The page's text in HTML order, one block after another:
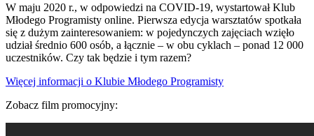
W maju 2020 r., w odpowiedzi na COVID-19, wystartował Klub
Młodego Programisty online. Pierwsza edycja warsztatów spotkała
się z dużym zainteresowaniem: w pojedynczych zajęciach wzięło
udział średnio 600 osób, a łącznie – w obu cyklach – ponad 12 000
uczestników. Czy tak będzie i tym razem?
Więcej informacji o Klubie Młodego Programisty
Zobacz film promocyjny: